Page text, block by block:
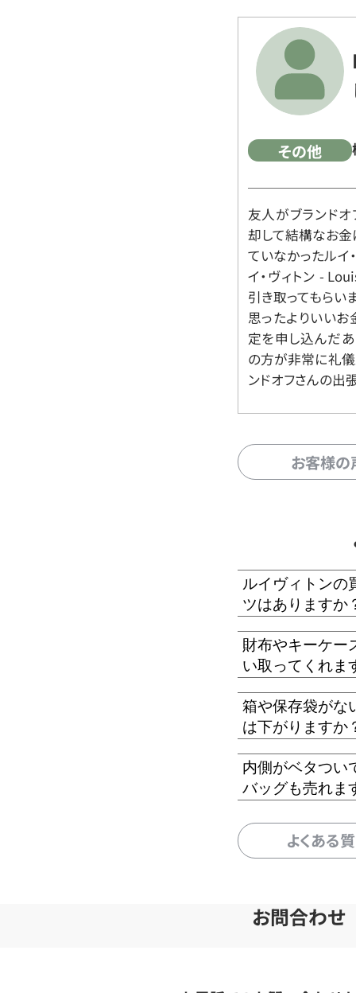
その他
友人がブランド
却して結構なお金
ていなかったルイ
イ・ヴィトン -
引き取ってもらい
思ったよりいいお
定を申し込んだ
の方が非常に礼儀
ンドオフさんの出
お客様
ルイヴィトンの
ツはありますか
財布やキーケー
い取ってくれま
箱や保存袋がな
は下がりますか
内側がベタつい
バッグも売れま
よくある
お問合わせ